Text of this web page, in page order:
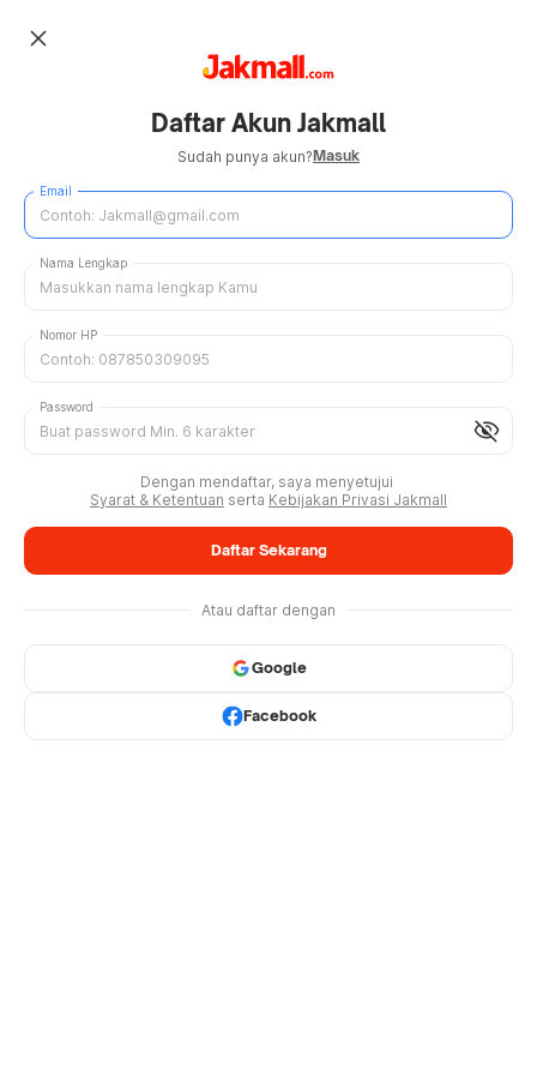
close
Daftar Akun Jakmall
Sudah punya akun?Masuk
Email
Nama Lengkap
Nomor HP
visibility_off
Password
Dengan mendaftar, saya menyetujui
Syarat & Ketentuan serta Kebijakan Privasi Jakmall
Daftar Sekarang
Atau daftar dengan
Google
Facebook